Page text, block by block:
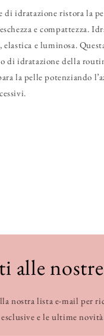
di idratazione ristora la
e compattezza.
elastica e luminosa.
di idratazione della
la pelle potenziando
alle
nostra lista e-mail per
esclusive e le ultime